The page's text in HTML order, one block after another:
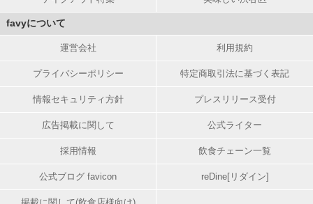
favyについて
運営会社 利用規約
プライバシーポリシー 特定商取引法に基づく表記
情報セキュリティ方針 プレスリリース受付
広告掲載に関して 公式ライター
採用情報 飲食チェーン一覧
公式ブログ favicon reDine[リダイン]